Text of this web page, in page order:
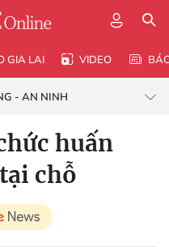
GIA LAI VIDEO
- AN NINH
huấn
chỗ